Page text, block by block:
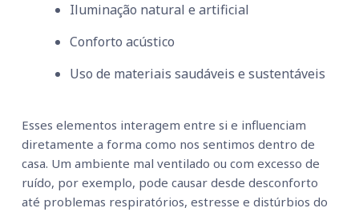
Iluminação natural e artificial
Conforto acústico
Uso de materiais saudáveis e sustentáveis
Esses elementos interagem entre si e influenciam
diretamente a forma como nos sentimos dentro de
casa. Um ambiente mal ventilado ou com excesso de
ruído, por exemplo, pode causar desde desconforto
até problemas respiratórios, estresse e distúrbios do